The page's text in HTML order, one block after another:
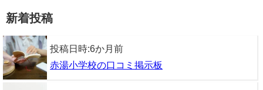
新着投稿
投稿日時:6か月前
赤湯小学校の口コミ掲示板